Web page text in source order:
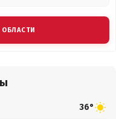
ОБЛАСТИ
36°